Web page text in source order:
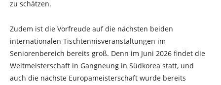
zu schätzen.
Zudem ist die Vorfreude auf die nächsten beiden
internationalen Tischtennisveranstaltungen im
Seniorenbereich bereits groß. Denn im Juni 2026 findet die
Weltmeisterschaft in Gangneung in Südkorea statt, und
auch die nächste Europameisterschaft wurde bereits